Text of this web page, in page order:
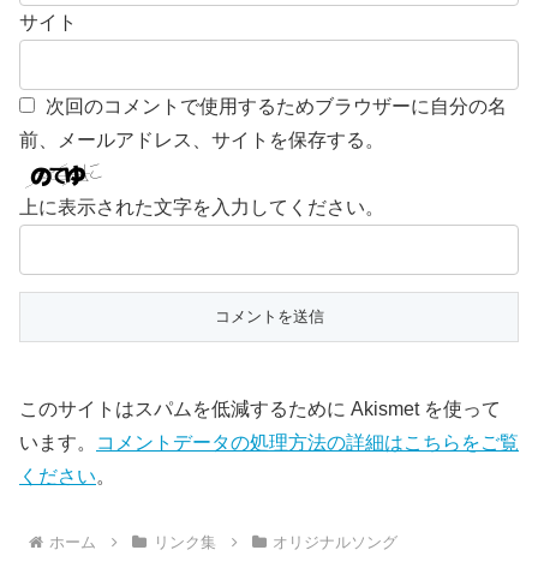
サイト
次回のコメントで使用するためブラウザーに自分の名
前、メールアドレス、サイトを保存する。
上に表示された文字を入力してください。
このサイトはスパムを低減するために Akismet を使って
います。
コメントデータの処理方法の詳細はこちらをご覧
ください。
ホーム リンク集 オリジナルソング